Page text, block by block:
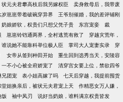
状元夫君攀高枝后我另嫁权臣
卖身救母后，我带废
岁崽崽带着破碗穿异界
王爷别催婚，我的差评铺刚
奶娘娇软，权贵们只想父凭子贵 东宫宠妾
裁
崽崽铃铛通两界，全村逃荒有救了
穿越灾荒年，
谁说她不能靠科举位极人臣 掌司大人宠妻实录
穿
女帝从签到种田开始
重生回到选秀当天，安陵容
一不小心被全府娇宠了
清穿宫女要上位，禁欲四爷
兄团宠 表小姐高嫁了吗
七天后穿越，我提前囤货
堂姐换亲后，被状元夫君宠上天
作精恶女万人嫌，
饭 袖中凤刃
说好当奶娘，谁料满京权贵皆发